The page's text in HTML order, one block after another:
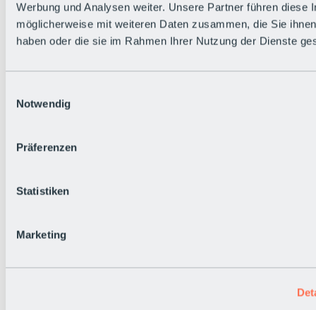
Werbung und Analysen weiter. Unsere Partner führen diese
möglicherweise mit weiteren Daten zusammen, die Sie
haben oder die sie im Rahmen Ihrer Nutzung der Dienste
Notwendig
Präferenzen
Statistiken
Marketing